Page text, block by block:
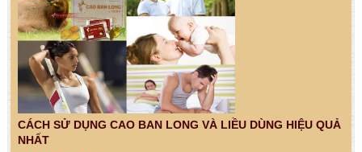
CÁCH SỬ DỤNG CAO BAN LONG VÀ LIỀU DÙNG HIỆU QUẢ
NHẤT